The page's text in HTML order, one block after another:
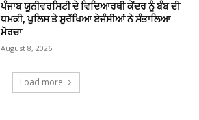
ਪੰਜਾਬ ਯੂਨੀਵਰਸਿਟੀ ਦੇ ਵਿਦਿਆਰਥੀ ਕੇਂਦਰ ਨੂੰ ਬੰਬ ਦੀ
ਧਮਕੀ, ਪੁਲਿਸ ਤੇ ਸੁਰੱਖਿਆ ਏਜੰਸੀਆਂ ਨੇ ਸੰਭਾਲਿਆ
ਮੋਰਚਾ
August 8, 2026
Load more